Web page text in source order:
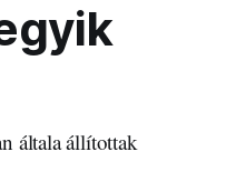
általa állítottak